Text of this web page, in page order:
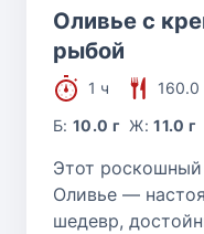
Оливье с
рыбой
1 ч
160.0
Б:10.0 г Ж:11.0 г
Этот роскошный
Оливье —
шедевр,